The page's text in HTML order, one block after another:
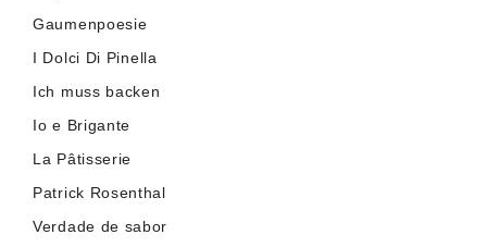
Gaumenpoesie
I Dolci Di Pinella
Ich muss backen
Io e Brigante
La Pâtisserie
Patrick Rosenthal
Verdade de sabor